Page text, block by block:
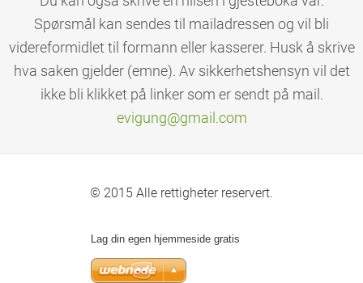
Spørsmål kan sendes til mailadressen og vil bli
videreformidlet til formann eller kasserer. Husk å skrive
hva saken gjelder (emne). Av sikkerhetshensyn vil det
ikke bli klikket på linker som er sendt på mail.
evigung@gmail.com
© 2015 Alle rettigheter reservert.
Lag din egen hjemmeside gratis